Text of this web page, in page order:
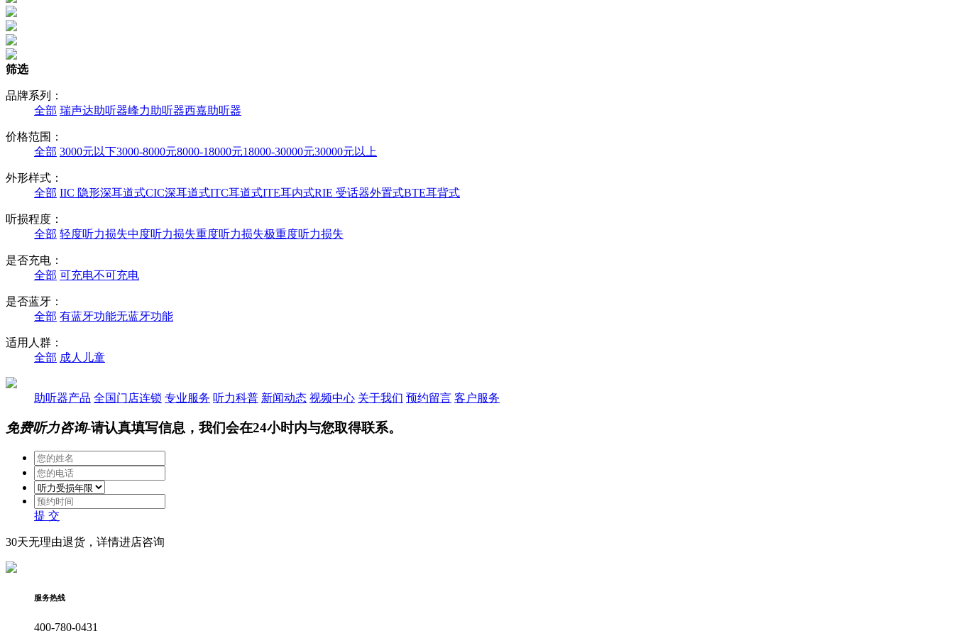
筛选
品牌系列：
全部 瑞声达助听器峰力助听器西嘉助听器
价格范围：
全部 3000元以下3000-8000元8000-18000元18000-30000元30000元以上
外形样式：
全部 IIC 隐形深耳道式CIC深耳道式ITC耳道式ITE耳内式RIE 受话器外置式BTE耳背式
听损程度：
全部 轻度听力损失中度听力损失重度听力损失极重度听力损失
是否充电：
全部 可充电不可充电
是否蓝牙：
全部 有蓝牙功能无蓝牙功能
适用人群：
全部 成人 儿童
助听器产品 全国门店连锁 专业服务 听力科普 新闻动态 视频中心 关于我们 预约留言 客户服务
免费听力咨询-请认真填写信息，我们会在24小时内与您取得联系。
提 交
30天无理由退货，详情进店咨询
服务热线
400-780-0431